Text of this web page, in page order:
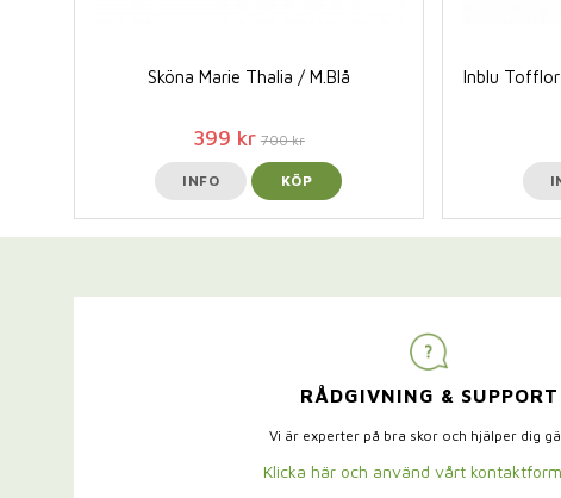
Sköna Marie Thalia / M.Blå
399 kr 700 kr
INFO KÖP
Inblu
RÅDGIVNING & SUPPORT
Vi är experter på bra skor och hjälper dig
Klicka här och använd vårt